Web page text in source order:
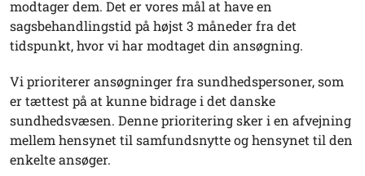
modtager dem. Det er vores mål at have en
sagsbehandlingstid på højst 3 måneder fra det
tidspunkt, hvor vi har modtaget din ansøgning.
Vi prioriterer ansøgninger fra sundhedspersoner, som
er tættest på at kunne bidrage i det danske
sundhedsvæsen. Denne prioritering sker i en afvejning
mellem hensynet til samfundsnytte og hensynet til den
enkelte ansøger.